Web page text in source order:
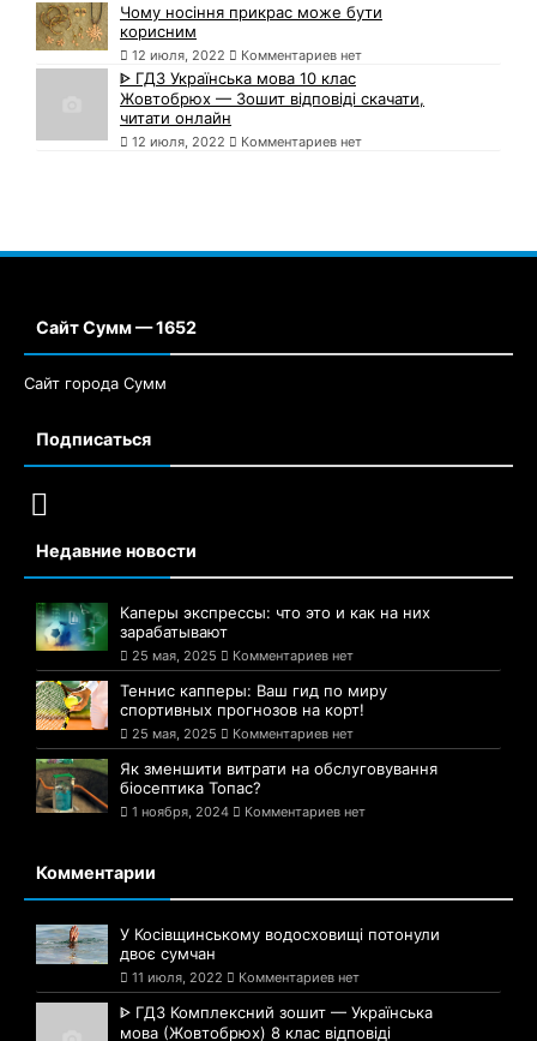
Чому носіння прикрас може бути
корисним
12 июля, 2022 Комментариев нет
ᐈ ГДЗ Українська мова 10 клас
Жовтобрюх — Зошит відповіді скачати,
читати онлайн
12 июля, 2022 Комментариев нет
Сайт Сумм — 1652
Сайт города Сумм
Подписаться
Недавние новости
Каперы экспрессы: что это и как на них
зарабатывают
25 мая, 2025 Комментариев нет
Теннис капперы: Ваш гид по миру
спортивных прогнозов на корт!
25 мая, 2025 Комментариев нет
Як зменшити витрати на обслуговування
біосептика Топас?
1 ноября, 2024 Комментариев нет
Комментарии
У Косівщинському водосховищі потонули
двоє сумчан
11 июля, 2022 Комментариев нет
ᐈ ГДЗ Комплексний зошит — Українська
мова (Жовтобрюх) 8 клас відповіді